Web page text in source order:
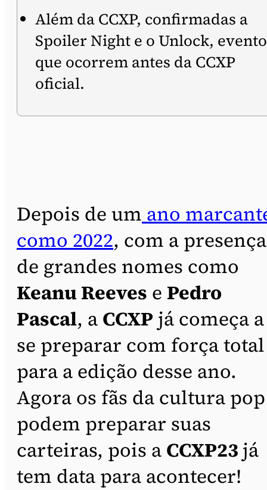
Além da CCXP, confirmadas a
Spoiler Night e o Unlock,
que ocorrem antes da CCXP
oficial.
Depois de um ano
como 2022, com a presença
de grandes nomes como
Keanu Reeves e Pedro
Pascal, a CCXP já começa a
se preparar com força total
para a edição desse ano.
Agora os fãs da cultura pop
podem preparar suas
carteiras, pois a CCXP23 já
tem data para acontecer!